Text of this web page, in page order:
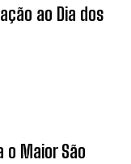
ao Dia dos
o Maior São